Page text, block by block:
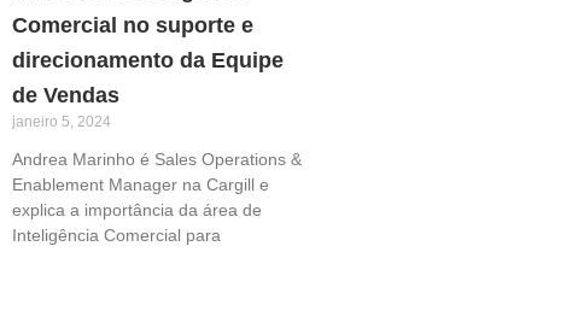
Comercial no suporte e
direcionamento da Equipe
de Vendas
janeiro 5, 2024
Andrea Marinho é Sales Operations &
Enablement Manager na Cargill e
explica a importância da área de
Inteligência Comercial para